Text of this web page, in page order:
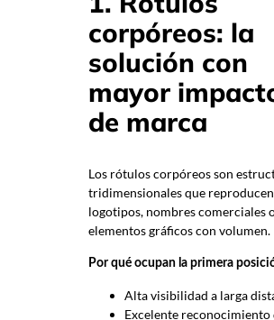
corpóreos: la
solución con
mayor
de marca
Los rótulos corpóreos son
tridimensionales que reproducen
logotipos, nombres comerciales
elementos gráficos con volumen.
Por qué ocupan la primera
Alta visibilidad a larga
Excelente reconocimiento